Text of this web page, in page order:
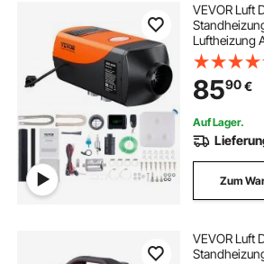
VEVOR Luft
Luftheizung
0,26 L/Std.
Display &
Autos, Bus
8590€
Auf Lager.
Zum
VEVOR Luft